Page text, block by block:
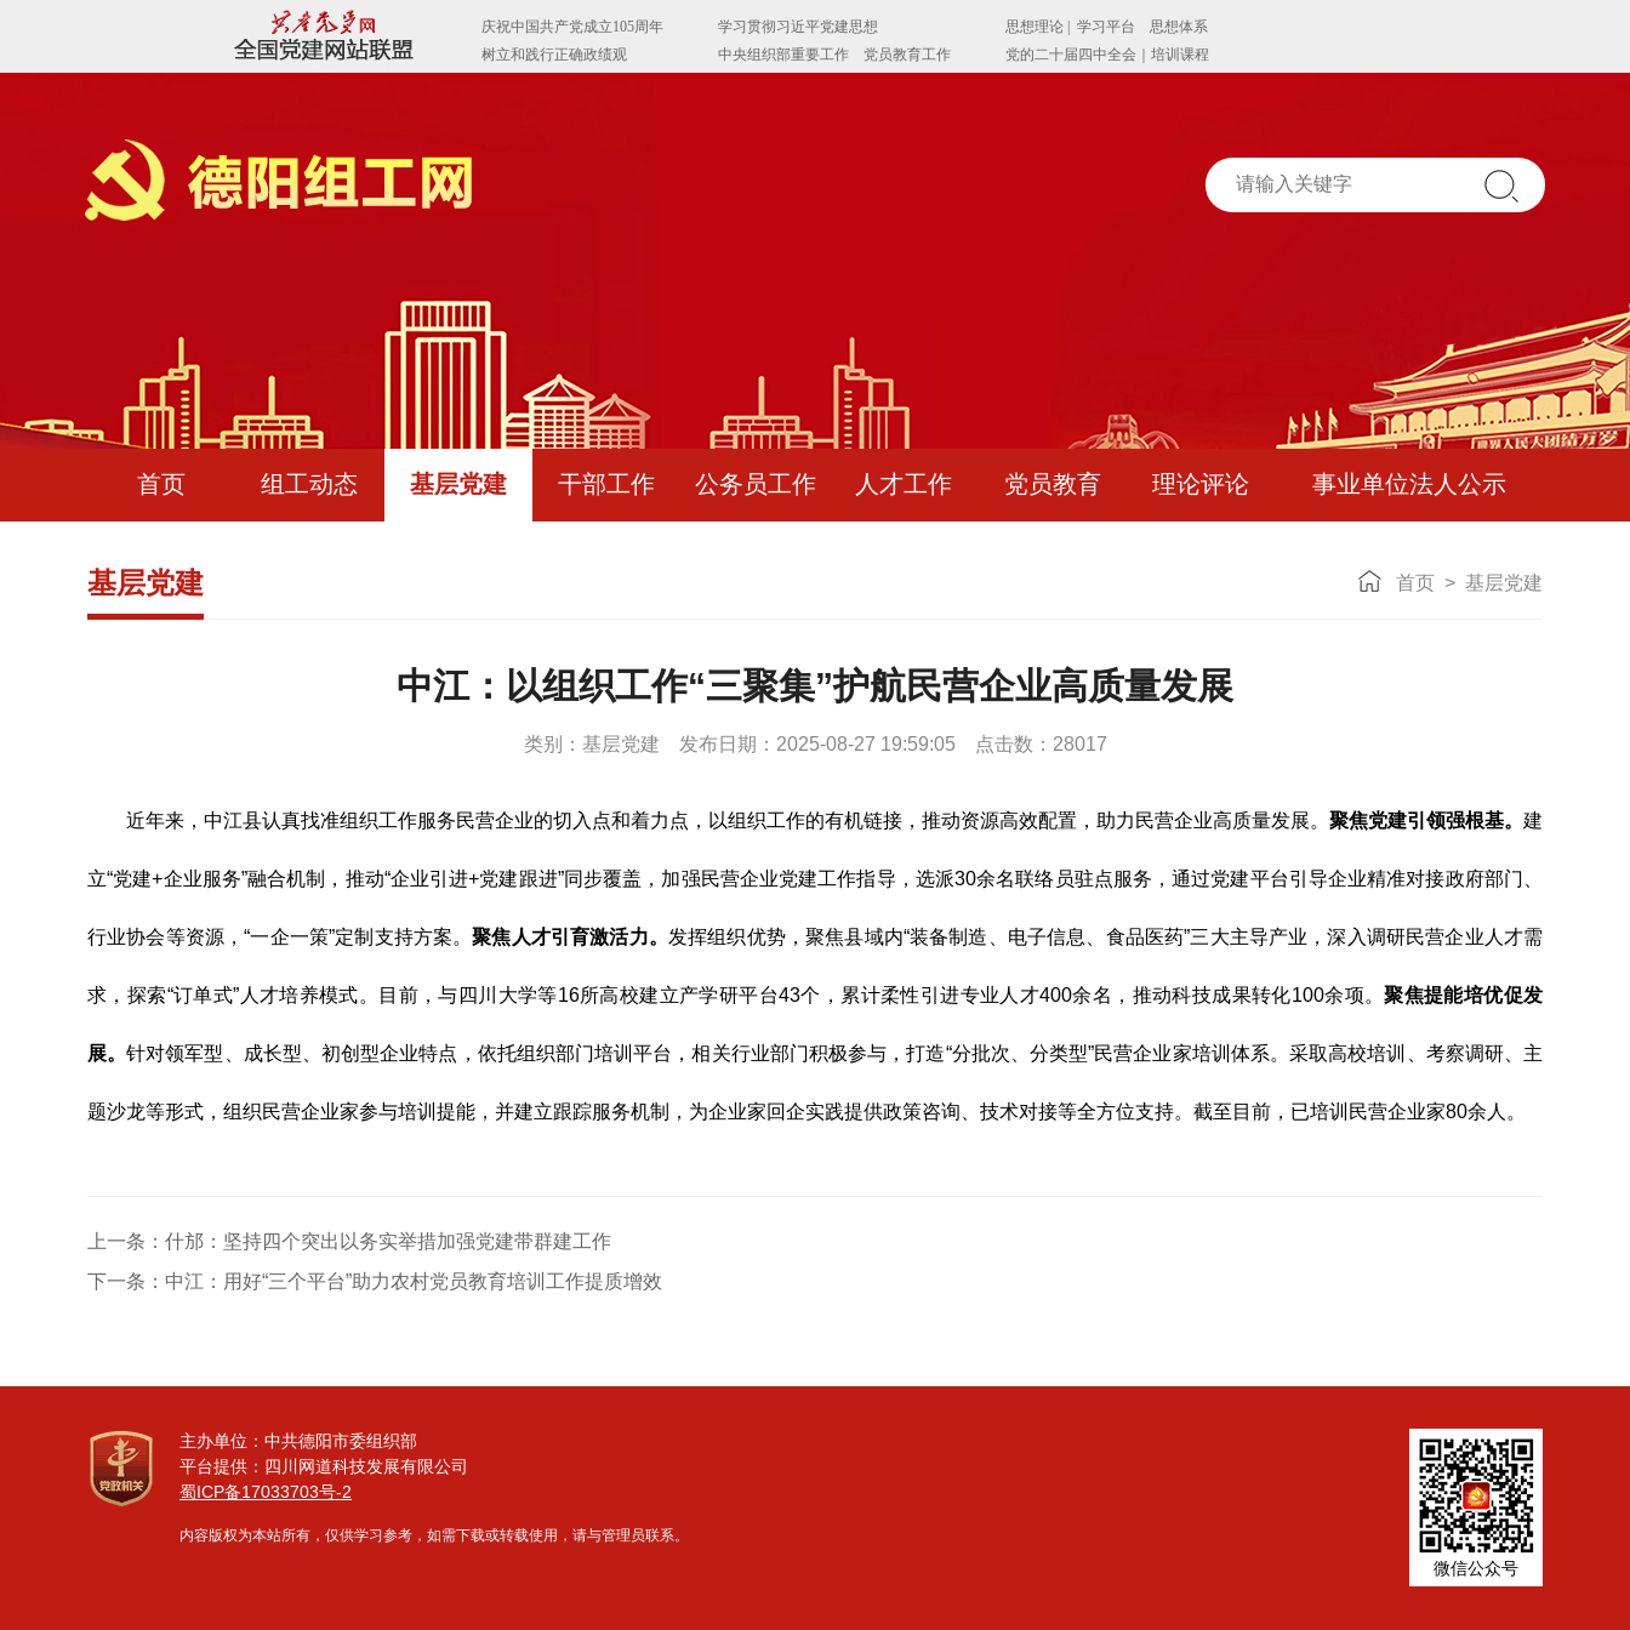
首页 组工动态 基层党建 干部工作 公务员工作 人才工作 党员教育 理论评论 事业单位法人公示
基层党建 首页 > 基层党建
中江：以组织工作“三聚集”护航民营企业高质量发展
类别：基层党建 发布日期：2025-08-27 19:59:05 点击数：28017
近年来，中江县认真找准组织工作服务民营企业的切入点和着力点，以组织工作的有机链接，推动资源高效配置，助力民营企业高质量发展。 聚焦党建引领强根基。 建
立“党建+企业服务”融合机制，推动“企业引进+党建跟进”同步覆盖，加强民营企业党建工作指导，选派30余名联络员驻点服务，通过党建平台引导企业精准对接政府部门、
行业协会等资源，“一企一策”定制支持方案。聚焦人才引育激活力。 发挥组织优势，聚焦县域内“装备制造、电子信息、食品医药”三大主导产业，深入调研民营企业人才需
求，探索“订单式”人才培养模式。目前，与四川大学等16所高校建立产学研平台43个，累计柔性引进专业人才400余名，推动科技成果转化100余项。聚焦提能培优促发
展。针对领军型、成长型、初创型企业特点，依托组织部门培训平台，相关行业部门积极参与，打造“分批次、分类型”民营企业家培训体系。采取高校培训、考察调研、主
题沙龙等形式，组织民营企业家参与培训提能，并建立跟踪服务机制，为企业家回企实践提供政策咨询、技术对接等全方位支持。截至目前，已培训民营企业家80余人。
上一条： 什邡：坚持四个突出以务实举措加强党建带群建工作
下一条： 中江：用好“三个平台”助力农村党员教育培训工作提质增效
主办单位：中共德阳市委组织部
平台提供：四川网道科技发展有限公司
蜀ICP备17033703号-2
内容版权为本站所有，仅供学习参考，如需下载或转载使用，请与管理员联系。
微信公众号